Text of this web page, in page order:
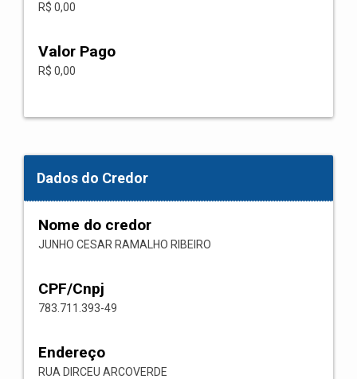
R$ 0,00
Valor Pago
R$ 0,00
Dados do Credor
Nome do credor
JUNHO CESAR RAMALHO RIBEIRO
CPF/Cnpj
783.711.393-49
Endereço
RUA DIRCEU ARCOVERDE